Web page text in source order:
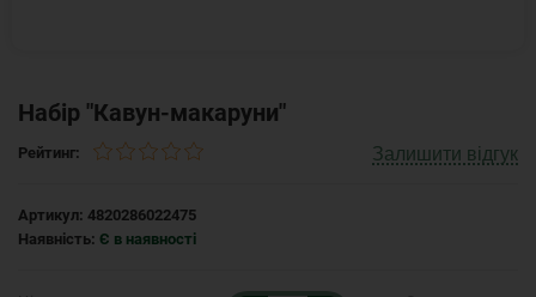
Набір "Кавун-макаруни"
Рейтинг: Залишити відгук
Артикул: 4820286022475
Наявність: Є в наявності